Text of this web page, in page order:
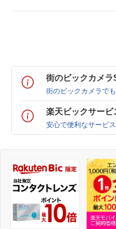
街のビックカメラ
街のビックカメラで
楽天ビックサービ
安心で便利なサービ